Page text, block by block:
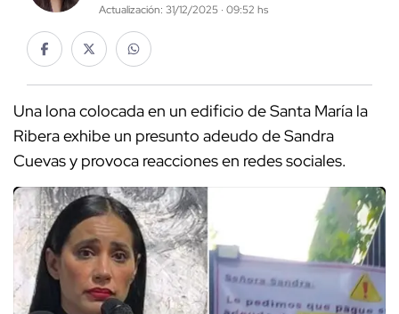
Actualización: 31/12/2025 · 09:52 hs
Una lona colocada en un edificio de Santa María la
Ribera exhibe un presunto adeudo de Sandra
Cuevas y provoca reacciones en redes sociales.